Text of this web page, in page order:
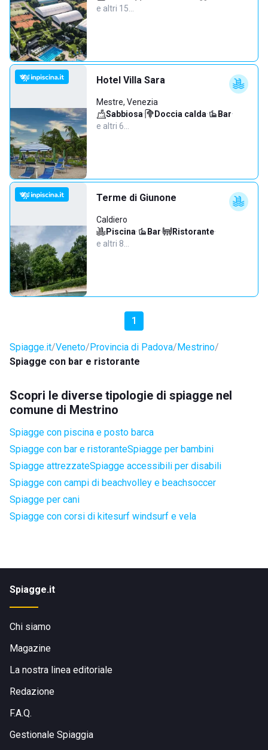
e altri 15…
Hotel Villa Sara
Mestre, Venezia
Sabbiosa· Doccia calda· Bar·
e altri 6…
Terme di Giunone
Caldiero
Piscina· Bar· Ristorante·
e altri 8…
1
Spiagge.it Veneto Provincia di Padova Mestrino
Spiagge con bar e ristorante
Scopri le diverse tipologie di spiagge nel
comune di Mestrino
Spiagge con piscina e posto barca
Spiagge con bar e ristoranteSpiagge per bambini
Spiagge attrezzateSpiagge accessibili per disabili
Spiagge con campi di beachvolley e beachsoccer
Spiagge per cani
Spiagge con corsi di kitesurf windsurf e vela
Spiagge.it
Chi siamo
Magazine
La nostra linea editoriale
Redazione
F.A.Q.
Gestionale Spiaggia